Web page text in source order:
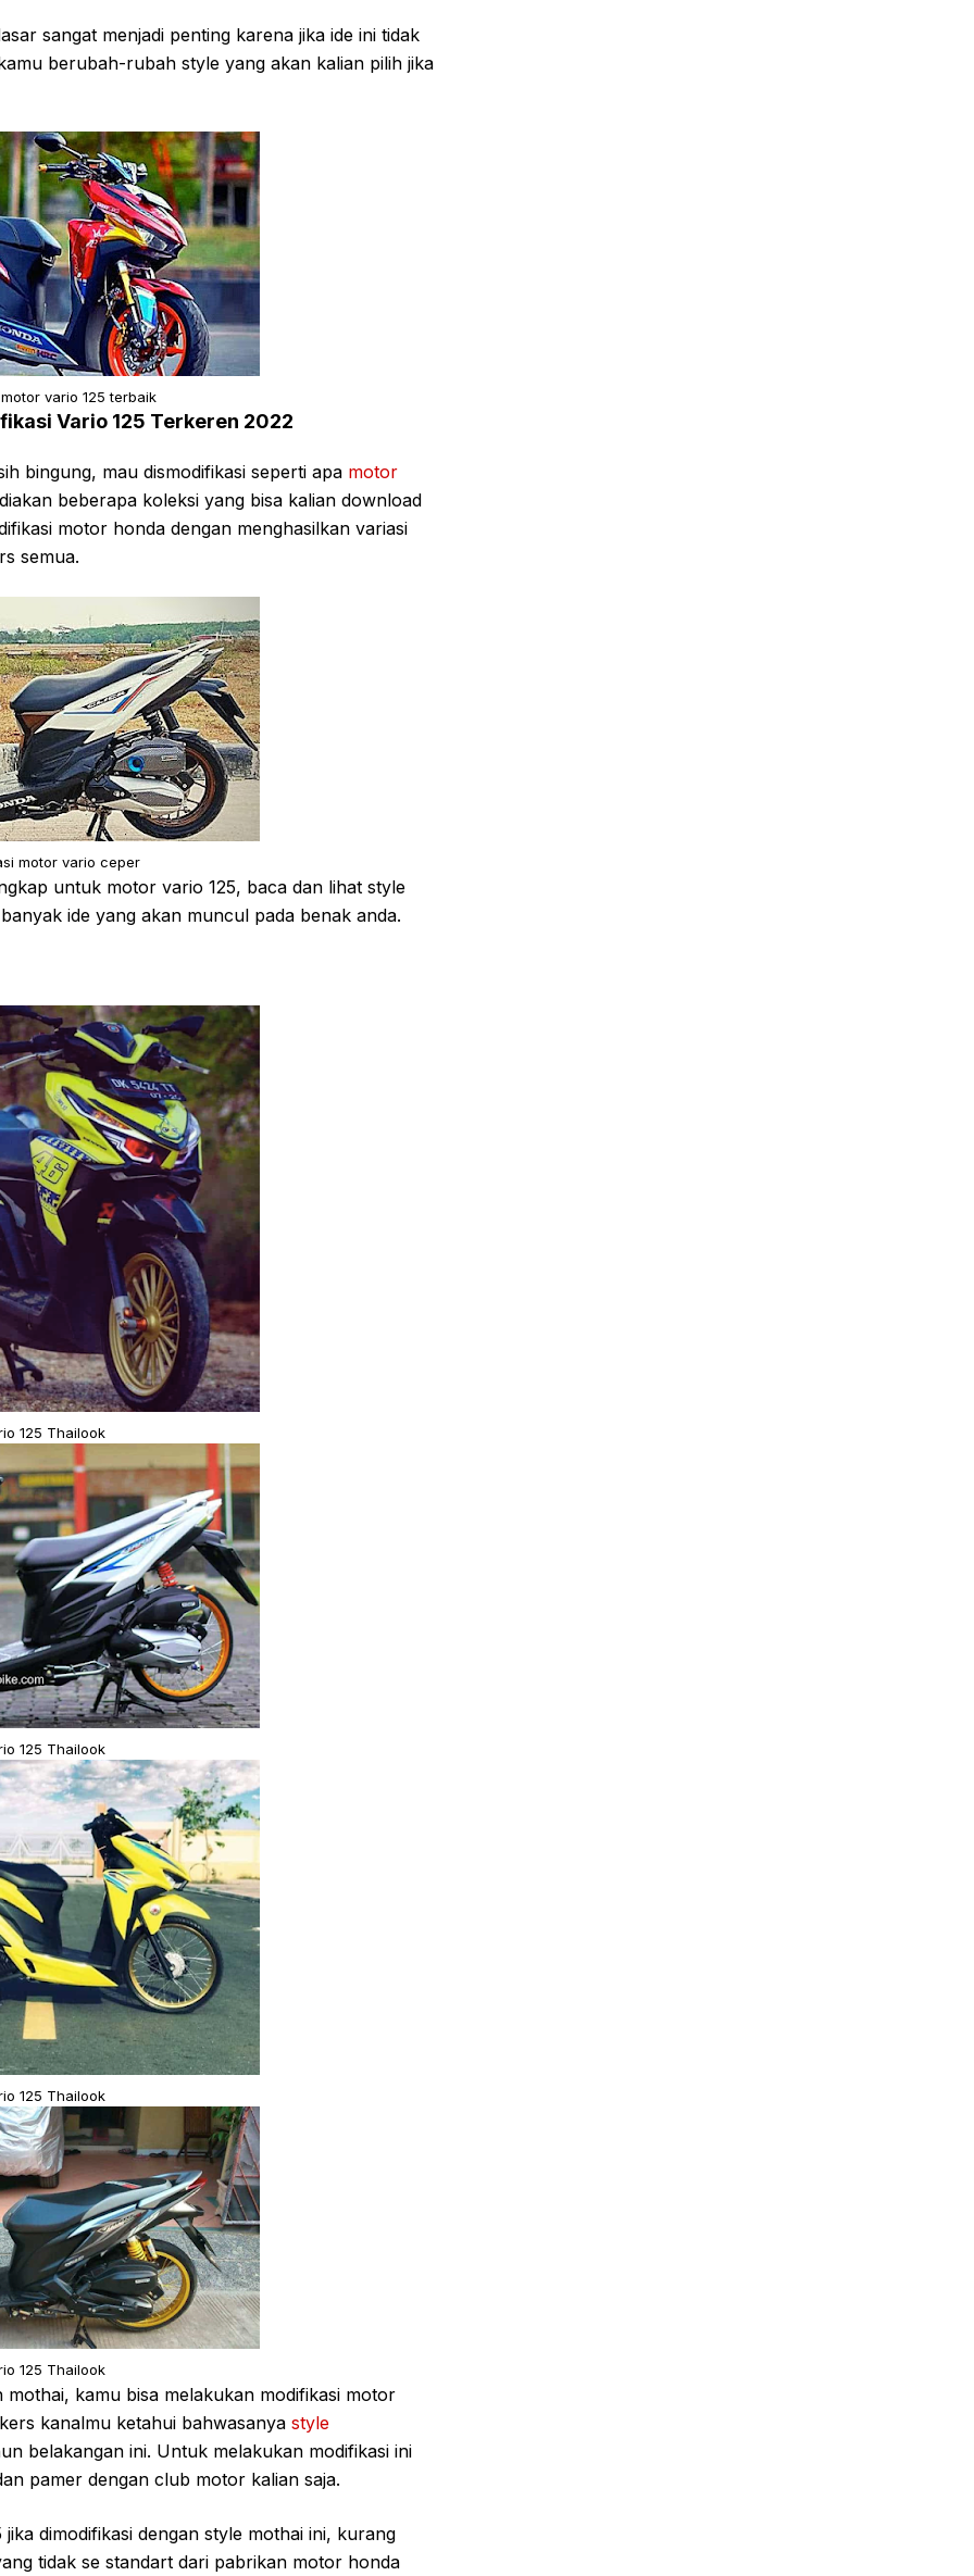
sangat menjadi penting karena jika ide ini tidak
berubah-rubah style yang akan kalian pilih jika
vario 125 terbaik
Vario 125 Terkeren 2022
bingung, mau dismodifikasi seperti apa motor
beberapa koleksi yang bisa kalian download
motor honda dengan menghasilkan variasi
semua.
motor vario ceper
untuk motor vario 125, baca dan lihat style
ide yang akan muncul pada benak anda.
125 Thailook
125 Thailook
125 Thailook
125 Thailook
kamu bisa melakukan modifikasi motor
kanalmu ketahui bahwasanya style
belakangan ini. Untuk melakukan modifikasi ini
pamer dengan club motor kalian saja.
dimodifikasi dengan style mothai ini, kurang
tidak se standart dari pabrikan motor honda